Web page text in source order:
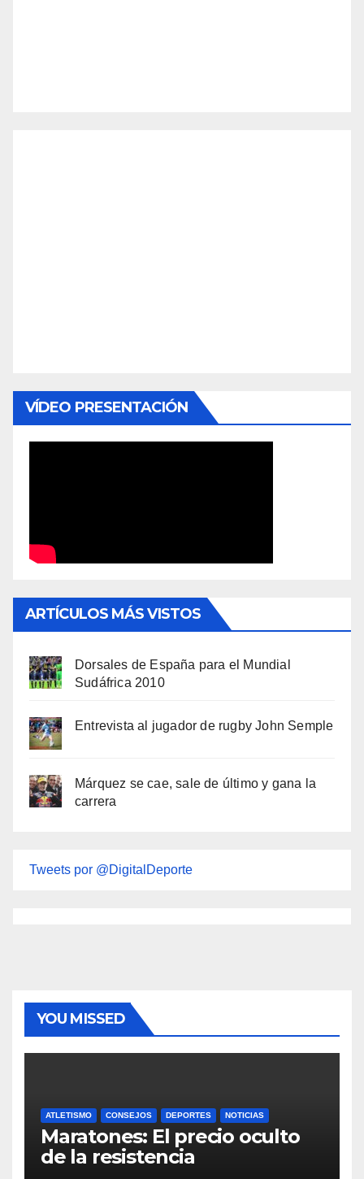
VÍDEO PRESENTACIÓN
ARTÍCULOS MÁS VISTOS
Dorsales de España para el Mundial
Sudáfrica 2010
Entrevista al jugador de rugby John Semple
Márquez se cae, sale de último y gana la
carrera
Tweets por @DigitalDeporte
YOU MISSED
ATLETISMO CONSEJOS DEPORTES NOTICIAS
Maratones: El precio oculto
de la resistencia